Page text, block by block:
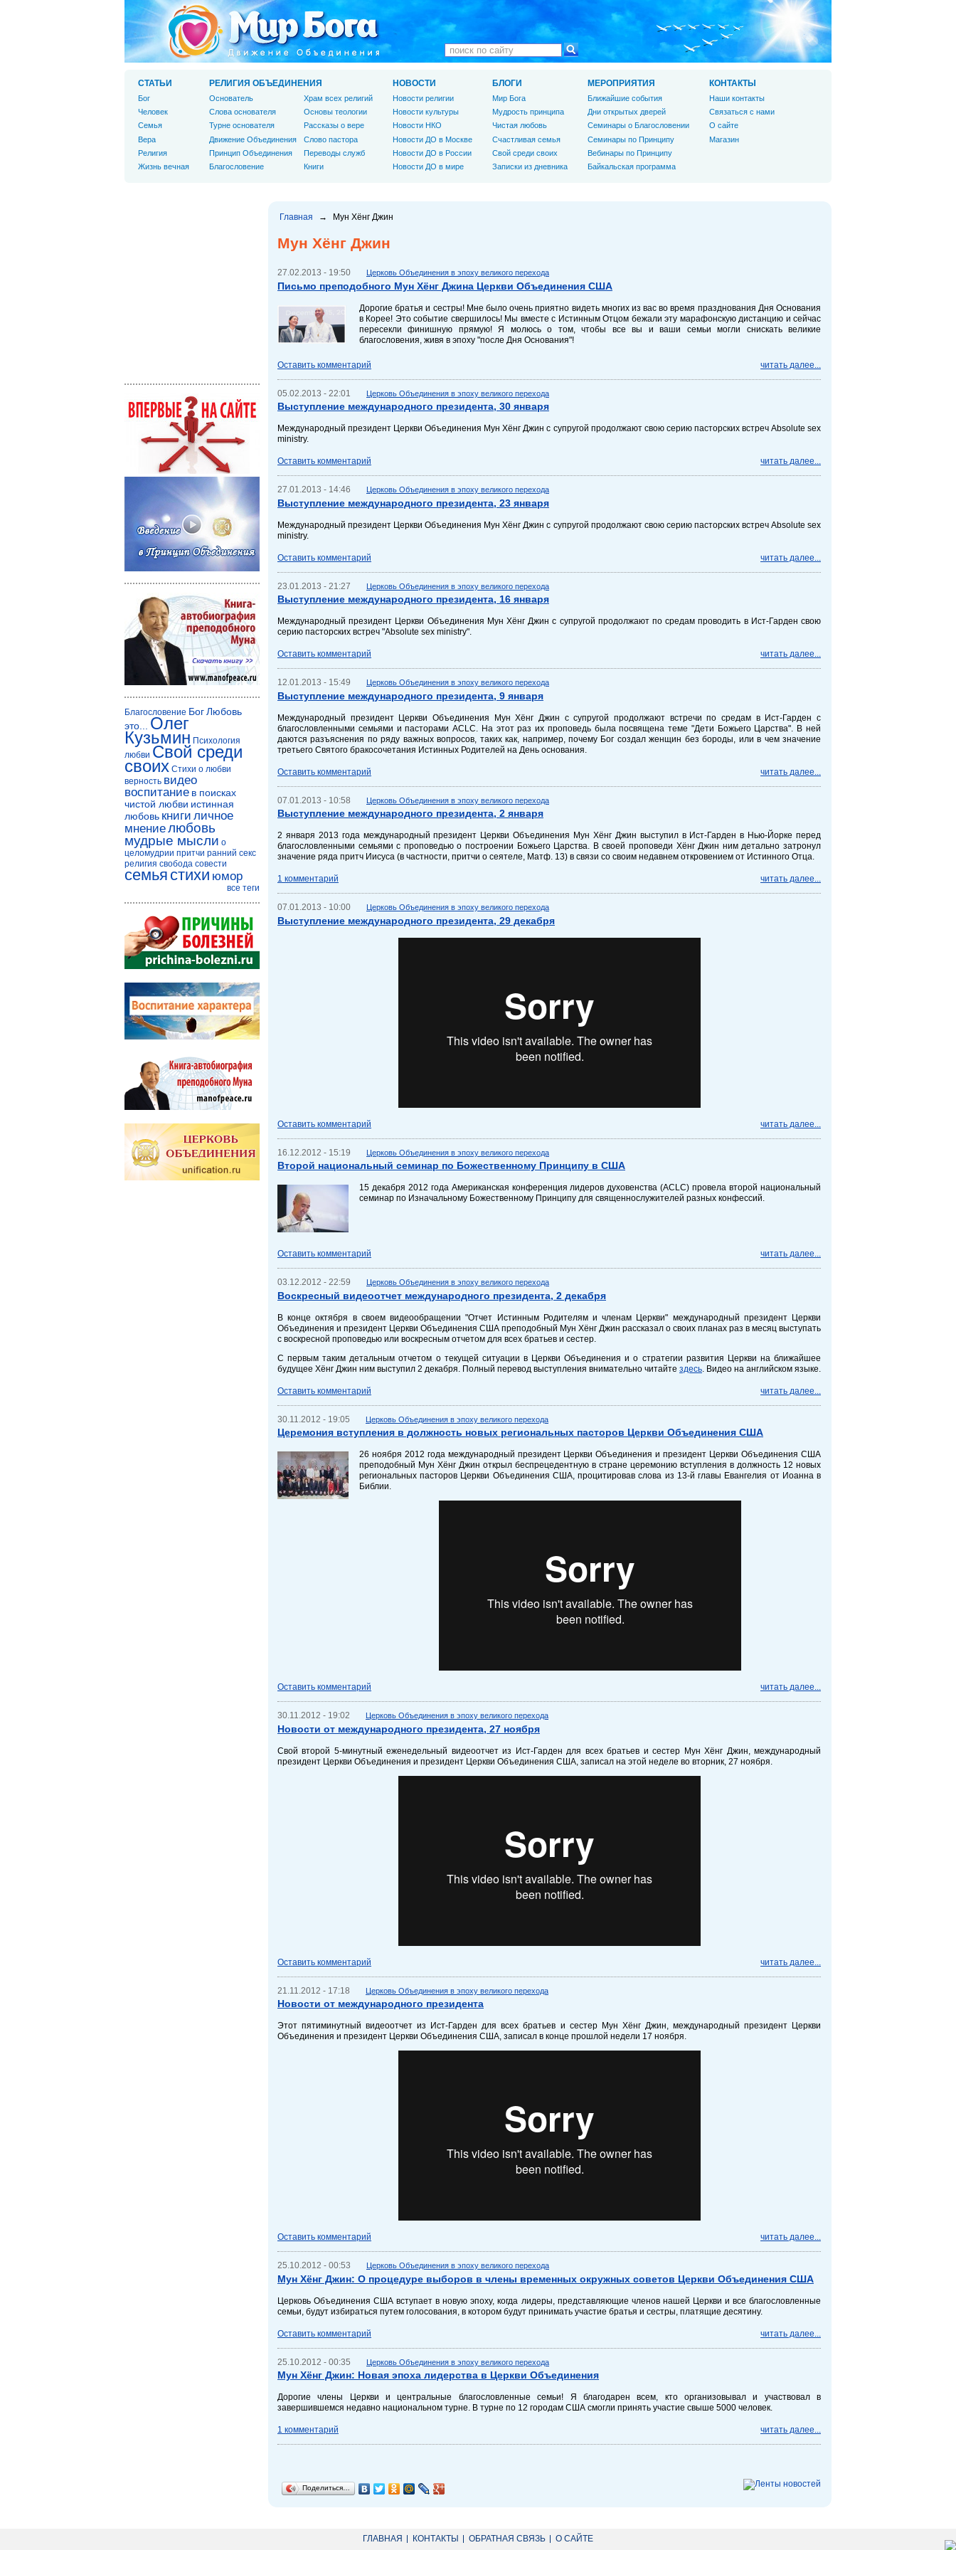
Главная → Мун Хёнг Джин
Мун Хёнг Джин
27.02.2013 - 19:50 Церковь Объединения в эпоху великого перехода
Письмо преподобного Мун Хёнг Джина Церкви Объединения США
Дорогие братья и сестры! Мне было очень приятно видеть многих из вас во время празднования Дня Основания
в Корее! Это событие свершилось! Мы вместе с Истинным Отцом бежали эту марафонскую дистанцию и сейчас
пересекли финишную прямую! Я молюсь о том, чтобы все вы и ваши семьи могли снискать великие
благословения, живя в эпоху "после Дня Основания"!
читать далее...
Оставить комментарий
05.02.2013 - 22:01 Церковь Объединения в эпоху великого перехода
Выступление международного президента, 30 января
Международный президент Церкви Объединения Мун Хёнг Джин с супругой продолжают свою серию пасторских встреч Absolute sex
ministry.
читать далее...
Оставить комментарий
27.01.2013 - 14:46 Церковь Объединения в эпоху великого перехода
Выступление международного президента, 23 января
Международный президент Церкви Объединения Мун Хёнг Джин с супругой продолжают свою серию пасторских встреч Absolute sex
ministry.
читать далее...
Оставить комментарий
23.01.2013 - 21:27 Церковь Объединения в эпоху великого перехода
Выступление международного президента, 16 января
Международный президент Церкви Объединения Мун Хёнг Джин с супругой продолжают по средам проводить в Ист-Гарден свою
серию пасторских встреч "Absolute sex ministry".
читать далее...
Оставить комментарий
12.01.2013 - 15:49 Церковь Объединения в эпоху великого перехода
Выступление международного президента, 9 января
Международный президент Церкви Объединения Мун Хёнг Джин с супругой продолжают встречи по средам в Ист-Гарден с
благословленными семьями и пасторами ACLC. На этот раз их проповедь была посвящена теме "Дети Божьего Царства". В ней
даются разъяснения по ряду важных вопросов, таких как, например, почему Бог создал женщин без бороды, или в чем значение
третьего Святого бракосочетания Истинных Родителей на День основания.
читать далее...
Оставить комментарий
07.01.2013 - 10:58 Церковь Объединения в эпоху великого перехода
Выступление международного президента, 2 января
2 января 2013 года международный президент Церкви Объединения Мун Хёнг Джин выступил в Ист-Гарден в Нью-Йорке перед
благословленными семьями с проповедью о построении Божьего Царства. В своей проповеди Хёнг Джин ним детально затронул
значение ряда притч Иисуса (в частности, притчи о сеятеле, Матф. 13) в связи со своим недавнем откровением от Истинного Отца.
читать далее...
1 комментарий
07.01.2013 - 10:00 Церковь Объединения в эпоху великого перехода
Выступление международного президента, 29 декабря
читать далее...
Оставить комментарий
16.12.2012 - 15:19 Церковь Объединения в эпоху великого перехода
Второй национальный семинар по Божественному Принципу в США
15 декабря 2012 года Американская конференция лидеров духовенства (ACLC) провела второй национальный
семинар по Изначальному Божественному Принципу для священнослужителей разных конфессий.
читать далее...
Оставить комментарий
03.12.2012 - 22:59 Церковь Объединения в эпоху великого перехода
Воскресный видеоотчет международного президента, 2 декабря
В конце октября в своем видеообращении "Отчет Истинным Родителям и членам Церкви" международный президент Церкви
Объединения и президент Церкви Объединения США преподобный Мун Хёнг Джин рассказал о своих планах раз в месяц выступать
с воскресной проповедью или воскресным отчетом для всех братьев и сестер.
С первым таким детальным отчетом о текущей ситуации в Церкви Объединения и о стратегии развития Церкви на ближайшее
будущее Хёнг Джин ним выступил 2 декабря. Полный перевод выступления внимательно читайте здесь. Видео на английском языке.
читать далее...
Оставить комментарий
30.11.2012 - 19:05 Церковь Объединения в эпоху великого перехода
Церемония вступления в должность новых региональных пасторов Церкви Объединения США
26 ноября 2012 года международный президент Церкви Объединения и президент Церкви Объединения США
преподобный Мун Хёнг Джин открыл беспрецедентную в стране церемонию вступления в должность 12 новых
региональных пасторов Церкви Объединения США, процитировав слова из 13-й главы Евангелия от Иоанна в
Библии.
читать далее...
Оставить комментарий
30.11.2012 - 19:02 Церковь Объединения в эпоху великого перехода
Новости от международного президента, 27 ноября
Свой второй 5-минутный еженедельный видеоотчет из Ист-Гарден для всех братьев и сестер Мун Хёнг Джин, международный
президент Церкви Объединения и президент Церкви Объединения США, записал на этой неделе во вторник, 27 ноября.
читать далее...
Оставить комментарий
21.11.2012 - 17:18 Церковь Объединения в эпоху великого перехода
Новости от международного президента
Этот пятиминутный видеоотчет из Ист-Гарден для всех братьев и сестер Мун Хёнг Джин, международный президент Церкви
Объединения и президент Церкви Объединения США, записал в конце прошлой недели 17 ноября.
читать далее...
Оставить комментарий
25.10.2012 - 00:53 Церковь Объединения в эпоху великого перехода
Мун Хёнг Джин: О процедуре выборов в члены временных окружных советов Церкви Объединения США
Церковь Объединения США вступает в новую эпоху, когда лидеры, представляющие членов нашей Церкви и все благословленные
семьи, будут избираться путем голосования, в котором будут принимать участие братья и сестры, платящие десятину.
читать далее...
Оставить комментарий
25.10.2012 - 00:35 Церковь Объединения в эпоху великого перехода
Мун Хёнг Джин: Новая эпоха лидерства в Церкви Объединения
Дорогие члены Церкви и центральные благословленные семьи! Я благодарен всем, кто организовывал и участвовал в
завершившемся недавно национальном турне. В турне по 12 городам США смогли принять участие свыше 5000 человек.
читать далее...
1 комментарий
Поделиться…
СТАТЬИ
Бог
Человек
Cемья
Вера
Религия
Жизнь вечная
РЕЛИГИЯ ОБЪЕДИНЕНИЯ
Основатель
Слова основателя
Турне основателя
Движение Объединения
Принцип Объединения
Благословение
Храм всех религий
Основы теологии
Рассказы о вере
Слово пастора
Переводы служб
Книги
НОВОСТИ
Новости религии
Новости культуры
Новости НКО
Новости ДО в Москве
Новости ДО в России
Новости ДО в мире
БЛОГИ
Мир Бога
Мудрость принципа
Чистая любовь
Счастливая семья
Свой среди своих
Записки из дневника
МЕРОПРИЯТИЯ
Ближайшие события
Дни открытых дверей
Семинары о Благословении
Семинары по Принципу
Вебинары по Принципу
Байкальская программа
КОНТАКТЫ
Наши контакты
Связаться с нами
О сайте
Магазин
Благословение БогЛюбовь
это...
Олег
Кузьмин Психология
любви Свой среди
своих Стихи о любви
верность видео
воспитание в поисках
чистой любви истинная
любовь книги личное
мнениелюбовь
мудрые мысли о
целомудрии притчи ранний секс
религия свобода совести
семья стихи юмор
все теги
ГЛАВНАЯ КОНТАКТЫ ОБРАТНАЯ СВЯЗЬ О САЙТЕ